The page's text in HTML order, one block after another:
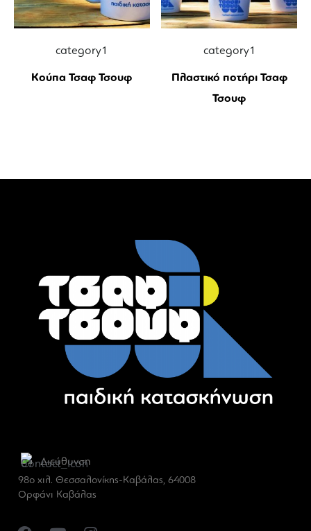
category1
Κούπα Τσαφ Τσουφ
category1
Πλαστικό ποτήρι Τσαφ
Τσουφ
Διεύθυνση
98ο χιλ. Θεσσαλονίκης-Καβάλας, 64008
Ορφάνι Καβάλας